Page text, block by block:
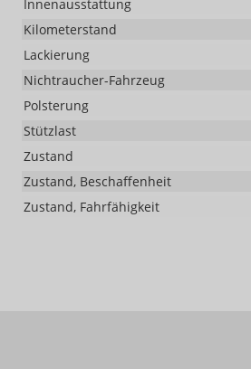
Innenausstattung
Kilometerstand
Lackierung
Nichtraucher-Fahrzeug
Polsterung
Stützlast
Zustand
Zustand, Beschaffenheit
Zustand, Fahrfähigkeit